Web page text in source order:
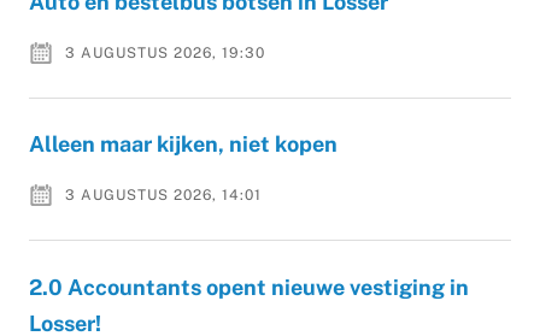
3 AUGUSTUS 2026, 19:30
Alleen maar kijken, niet kopen
3 AUGUSTUS 2026, 14:01
2.0 Accountants opent nieuwe vestiging in
Losser!